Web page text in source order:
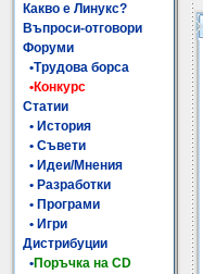
Какво е Линукс?
Въпроси-отговори
Форуми
•Трудова борса
•Конкурс
Статии
• История
• Съвети
• Идеи/Мнения
• Разработки
• Програми
• Игри
Дистрибуции
•Поръчка на CD